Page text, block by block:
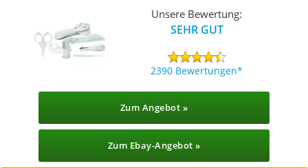
Unsere Bewertung:
SEHR GUT
2390 Bewertungen
Zum Angebot »
Zum Ebay-Angebot »